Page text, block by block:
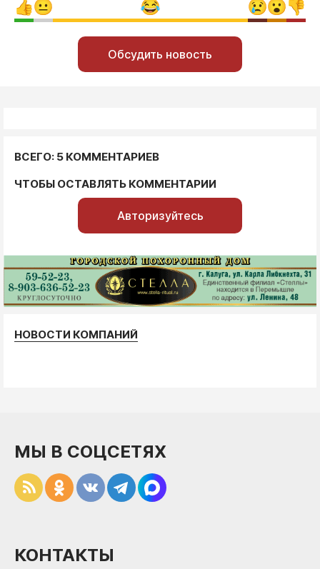
Обсудить новость
ВСЕГО: 5 КОММЕНТАРИЕВ
ЧТОБЫ ОСТАВЛЯТЬ КОММЕНТАРИИ
Авторизуйтесь
НОВОСТИ КОМПАНИЙ
МЫ В СОЦСЕТЯХ
КОНТАКТЫ